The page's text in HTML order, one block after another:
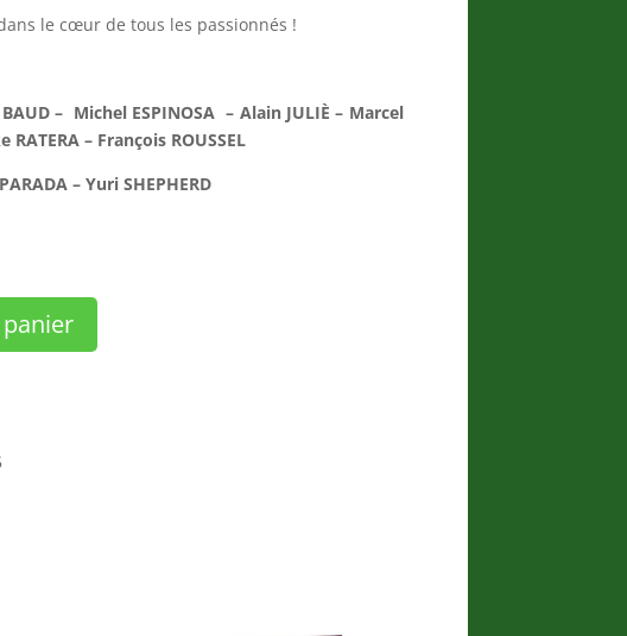
le cœur de tous les passionnés !
– Michel ESPINOSA – Alain JULIÈ – Marcel
RATERA – François ROUSSEL
– Yuri SHEPHERD